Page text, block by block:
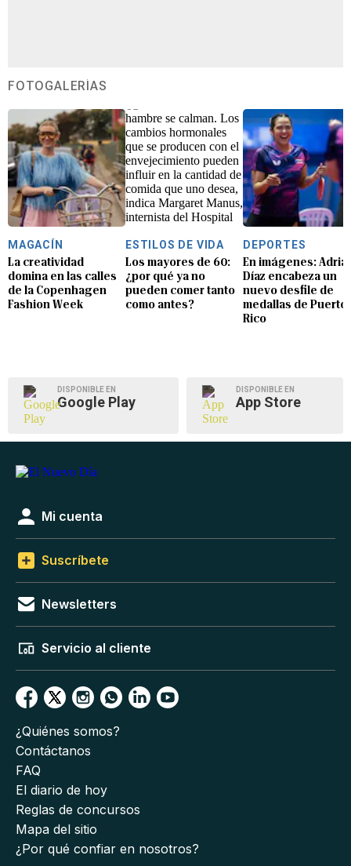
FOTOGALERÍAS
MAGACÍN
La creatividad
domina en las calles
de la Copenhagen
Fashion Week
ESTILOS DE VIDA
Los mayores de 60:
¿por qué ya no
pueden comer tanto
como antes?
DEPORTES
En imágenes:
Díaz encabeza un
nuevo desfile de
medallas de Puerto
Rico
DISPONIBLE EN
Google Play
DISPONIBLE EN
App Store
Mi cuenta
Suscríbete
Newsletters
Servicio al cliente
¿Quiénes somos?
Contáctanos
FAQ
El diario de hoy
Reglas de concursos
Mapa del sitio
¿Por qué confiar en nosotros?